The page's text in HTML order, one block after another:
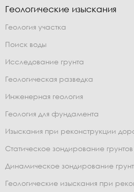
Геологические изыскания
Геология участка
Поиск воды
Исследование грунта
Геологическая разведка
Инженерная геология
Геология для фундамента
Изыскания при реконструкции
Статическое зондирование грунтов
Динамическое зондирование
Геологические изыскания при